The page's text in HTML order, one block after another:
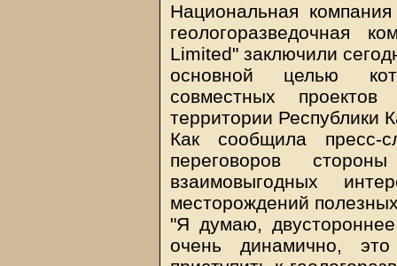
Национальная
геологоразведочная
Limited" заключили
основной целью
совместных
территории Республики
Как сообщила пресс-
переговоров
взаимовыгодных
месторождений
"Я думаю, двустороннее
очень динамично,